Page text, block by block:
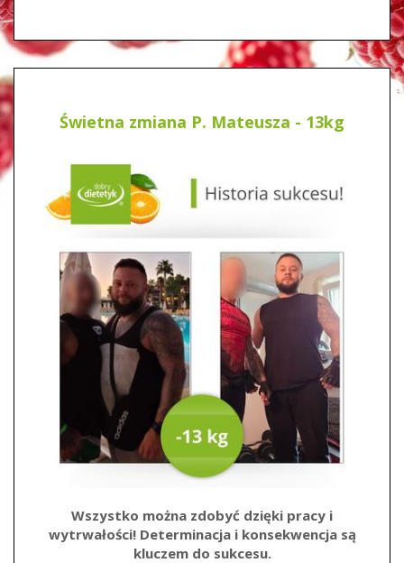
Świetna zmiana P. Mateusza - 13kg
Wszystko można zdobyć dzięki pracy i
wytrwałości! Determinacja i konsekwencja są
kluczem do sukcesu.